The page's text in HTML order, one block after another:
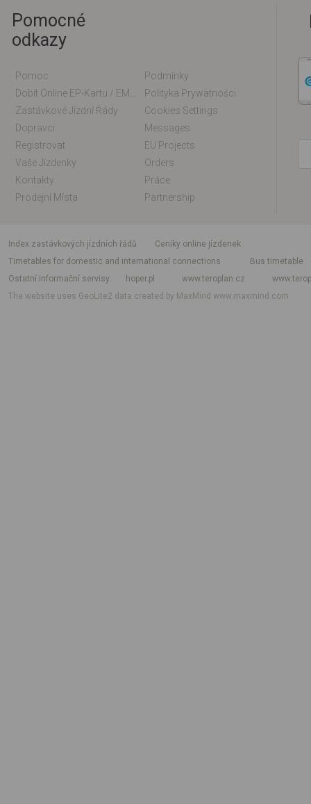
Pomocné
odkazy
Pomoc
Podmínky
Polityka Prywatności
Zastávkové Jízdní Řády
Cookies Settings
Dopravci
Messages
Registrovat
EU Projects
Vaše Jízdenky
Orders
Kontakty
Práce
Prodejní Místa
Partnership
index zastávkových jízdních řádů
Ceníky online jízdenek
Timetables for domestic and international connections
Bus timetable
Ostatní informační servisy
hoper.pl www.teroplan.cz
The website uses GeoLite2 data created by MaxMindwww.maxmind.com